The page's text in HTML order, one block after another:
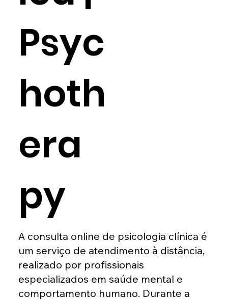
Psyc
hoth
era
py
A consulta online de psicologia clínica é
um serviço de atendimento à distância,
realizado por profissionais
especializados em saúde mental e
comportamento humano. Durante a